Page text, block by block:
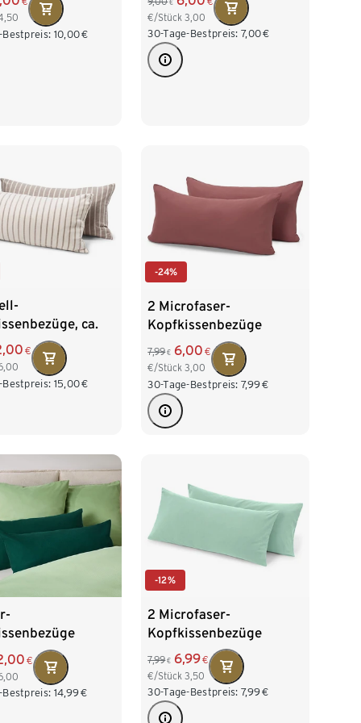
Bestpreis: 10,00€
€
€/Stück3,00
30-Tage-Bestpreis: 7,00€
ca.
cm
€
Bestpreis: 15,00€
-24%
2 Microfaser-
Kopfkissenbezüge
7,99 € 6,00 €
€/Stück3,00
30-Tage-Bestpreis: 7,99€
€
Bestpreis: 14,99€
-12%
2 Microfaser-
Kopfkissenbezüge
7,99 € 6,99€
€/Stück3,50
30-Tage-Bestpreis: 7,99€